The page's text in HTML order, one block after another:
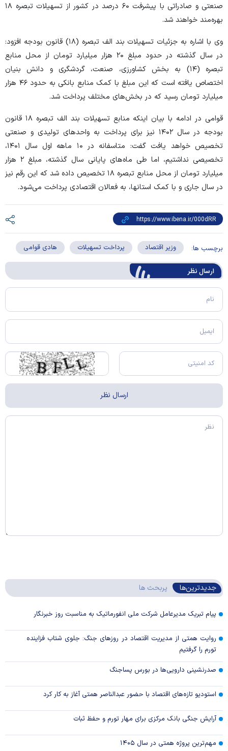
صنعتی و صادراتی با پیشرفت ۶۰ درصد در کشور از تسهیلات تبصره ۱۸
بهره‌مند خواهند شد.
وی با اشاره به جزئیات تسهیلات بند الف تبصره (۱۸) قانون بودجه افزود:
در سال گذشته در حدود مبلغ ۲۰ هزار میلیارد تومان از محل منابع
تبصره (۱۴) به بخش کشاورزی، صنعت، گردشگری و دانش بنیان
اختصاص یافته است که این مبلغ با کمک منابع بانکی به حدود ۴۶ هزار
میلیارد تومان رسید که در بخش‌های مختلف پرداخت شد.
قوامی در ادامه با بیان اینکه منابع تسهیلات بند الف تبصره ۱۸ قانون
بودجه در سال ۱۴۰۲ نیز برای پرداخت به واحد‌های تولیدی و صنعتی
تخصیص خواهد یافت گفت: متاسفانه در ۱۰ ماهه اول سال ۱۴۰۱،
تخصیصی نداشتیم، اما طی ماه‌های پایانی سال گذشته، مبلغ ۲ هزار
میلیارد تومان از محل منابع تبصره ۱۸ تخصیص داده شد که این رقم نیز
در سال جاری و با کمک استانها، به فعالان اقتصادی پرداخت می‌شود.
برچسب ها: وزیر اقتصاد پرداخت تسهیلات هادی قوامی
ارسال‌ نظر
جدیدترین‌ها پربحث ها
پیام تبریک مدیرعامل شرکت ملی انفورماتیک به مناسبت روز خبرنگار
روایت همتی از مدیریت اقتصاد در روزهای جنگ: جلوی شتاب فزاینده
تورم را گرفتیم
صدرنشینی دارویی‌ها در بورس پساجنگ
استودیو تازه‌های اقتصاد با حضور عبدالناصر همتی آغاز به کار کرد
آرایش جنگی بانک مرکزی برای مهار تورم و حفظ ثبات
مهم‌ترین پروژه همتی در سال ۱۴۰۵